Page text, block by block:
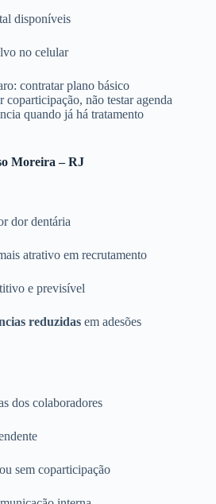
disponíveis
no celular
contratar plano básico
coparticipação, não testar agenda
quando já há tratamento
Moreira – RJ
dor dentária
atrativo em recrutamento
e previsível
reduzidas em adesões
dos colaboradores
sem coparticipação